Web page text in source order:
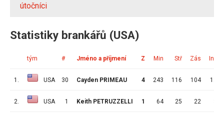
útočníci
Statistiky brankářů (USA)
tým # Jméno a příjmení Z Min Stř Zás Ink
1. USA 30 Cayden PRIMEAU 4 243 116 104 12
2. USA 1 Keith PETRUZZELLI 1 64 25 22